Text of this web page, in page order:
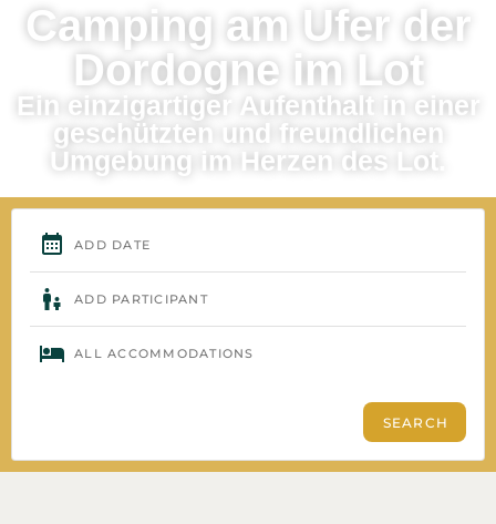
Camping am Ufer der
Dordogne im Lot
Ein einzigartiger Aufenthalt in einer
geschützten und freundlichen
Umgebung im Herzen des Lot.